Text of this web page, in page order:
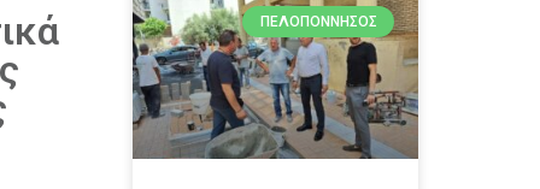
ΠΕΛΟΠΌΝΝΗΣΟΣ